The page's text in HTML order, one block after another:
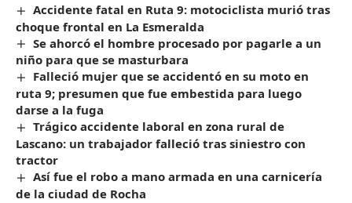
Accidente fatal en Ruta 9: motociclista murió tras
choque frontal en La Esmeralda
Se ahorcó el hombre procesado por pagarle a un
niño para que se masturbara
Falleció mujer que se accidentó en su moto en
ruta 9; presumen que fue embestida para luego
darse a la fuga
Trágico accidente laboral en zona rural de
Lascano: un trabajador falleció tras siniestro con
tractor
Así fue el robo a mano armada en una carnicería
de la ciudad de Rocha